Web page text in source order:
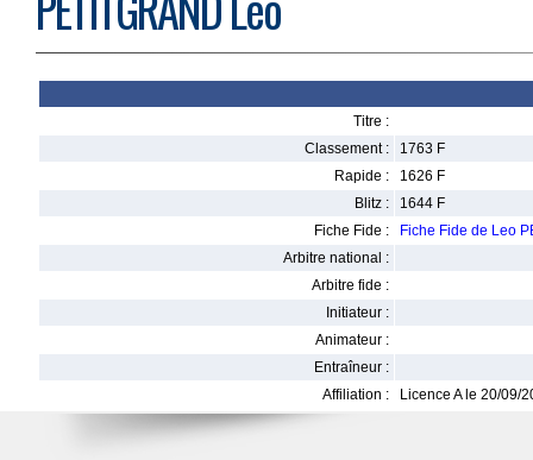
Titre :
Classement :
1763 F
Rapide :
1626 F
Blitz :
1644 F
Fiche Fide :
Fiche Fide de Leo
Arbitre national :
Arbitre fide :
Initiateur :
Animateur :
Entraîneur :
Affiliation :
Licence A le 20/09/